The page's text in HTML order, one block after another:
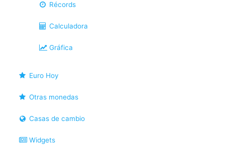
Récords
Calculadora
Gráfica
Euro Hoy
Otras monedas
Casas de cambio
Widgets